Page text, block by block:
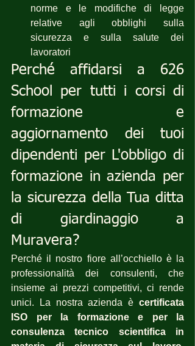
norme e le modifiche di legge
relative agli obblighi sulla
sicurezza e sulla salute dei
lavoratori
Perché affidarsi a 626
School per tutti i corsi di
formazione e
aggiornamento dei tuoi
dipendenti per L'obbligo di
formazione in azienda per
la sicurezza della Tua ditta
di giardinaggio a
Muravera?
Perché il nostro fiore all’occhiello è la
professionalità dei consulenti, che
insieme ai prezzi competitivi, ci rende
unici. La nostra azienda è certificata
ISO per la formazione e per la
consulenza tecnico scientifica in